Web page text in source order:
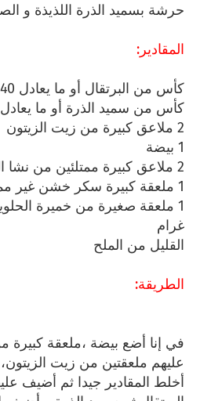
حرشة بسميد الذرة اللذيذة و
المقادير:
كأس من البرتقال أو ما يعادل 140 مل
كأس من سميد الذرة أو ما يعادل 100 غرام
2 ملاعق كبيرة من زيت الزيتون
1 بيضة
2 ملاعق كبيرة ممتلئين من نشا الذرة تقريبا 25 غرام
1 ملعقة كبيرة سكر خشن غير ممتلئة
غرام
القليل من الملح
الطريقة:
في إنا أضع بيضة ،ملعقة
عليهم ملعقتين من زيت الزيتون،
أخلط المقادير جيدا ثم أضيف